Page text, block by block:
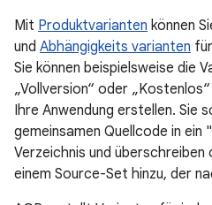
Mit Produktvarianten können
und Abhängigkeits varianten
Sie können beispielsweise die
„Vollversion“ oder
Ihre Anwendung erstellen. Sie
gemeinsamen Quellcode in ein
Verzeichnis und
einem Source-Set hinzu, der